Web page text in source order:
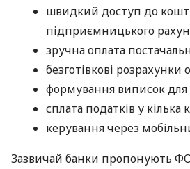
швидкий доступ до
підприємницького
зручна оплата
безготівкові розрахунки
формування виписок для
сплата податків у кілька
керування через
Зазвичай банки пропонують